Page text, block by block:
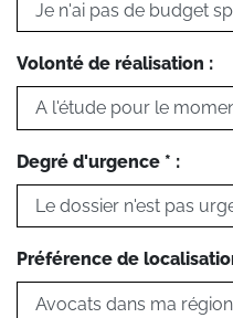
Volonté de réalisation :
Degré d'urgence * :
Préférence de